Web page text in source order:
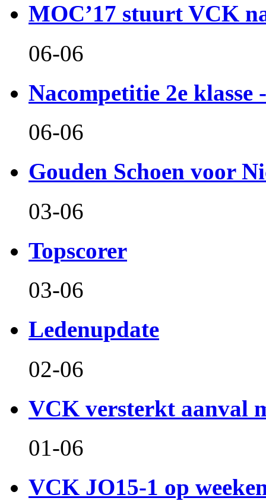
MOC’17 stuurt VCK
06-06
Nacompetitie 2e klasse
06-06
Gouden Schoen voor
03-06
Topscorer
03-06
Ledenupdate
02-06
VCK versterkt aanval
01-06
VCK JO15-1 op